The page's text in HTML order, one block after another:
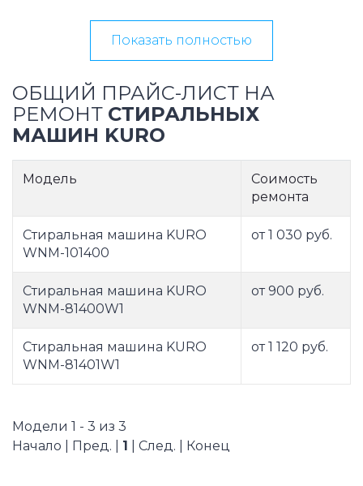
Показать полностью
ОБЩИЙ ПРАЙС-ЛИСТ НА
РЕМОНТ СТИРАЛЬНЫХ
МАШИН KURO
Модель
Соимость
ремонта
Стиральная машина KURO
WNM-101400
от 1 030 руб.
Стиральная машина KURO
WNM-81400W1
от 900 руб.
Стиральная машина KURO
WNM-81401W1
от 1 120 руб.
Модели 1 - 3 из 3
Начало | Пред. | 1 | След. | Конец